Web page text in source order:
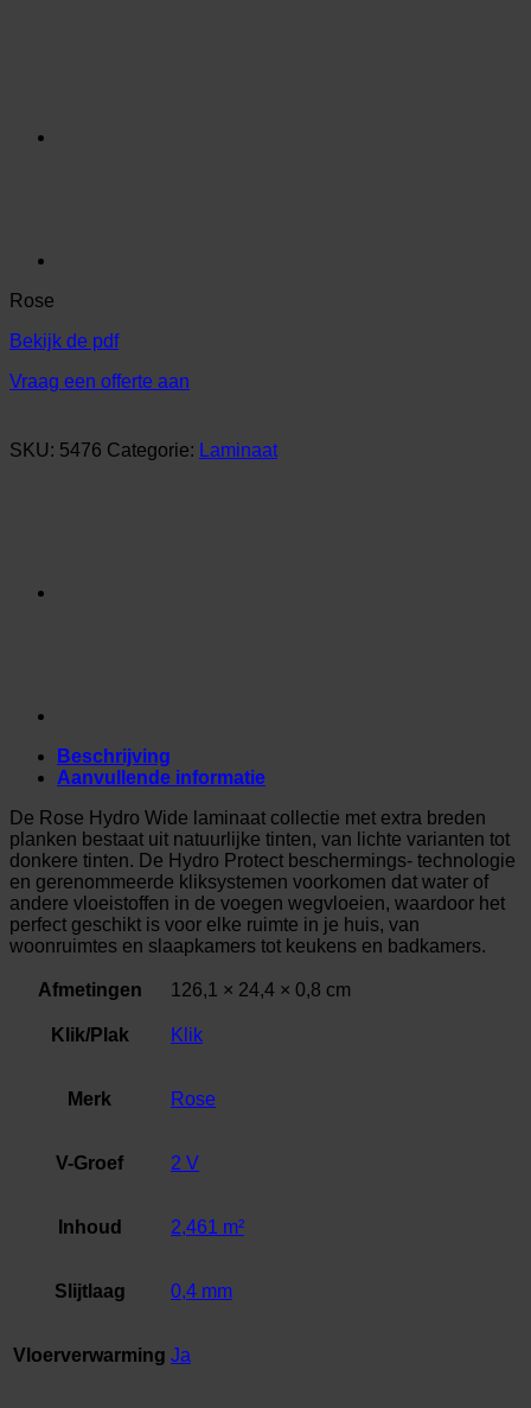
Rose
Bekijk de pdf
Vraag een offerte aan
SKU: 5476 Categorie: Laminaat
Beschrijving
Aanvullende informatie
De Rose Hydro Wide laminaat collectie met extra breden
planken bestaat uit natuurlijke tinten, van lichte varianten tot
donkere tinten. De Hydro Protect beschermings- technologie
en gerenommeerde kliksystemen voorkomen dat water of
andere vloeistoffen in de voegen wegvloeien, waardoor het
perfect geschikt is voor elke ruimte in je huis, van
woonruimtes en slaapkamers tot keukens en badkamers.
Afmetingen 126,1 × 24,4 × 0,8 cm
Klik/Plak Klik
Merk Rose
V-Groef 2 V
Inhoud 2,461 m²
Slijtlaag 0,4 mm
Vloerverwarming Ja